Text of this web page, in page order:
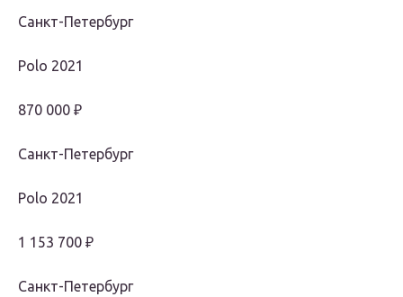
Санкт-Петербург
Polo 2021
870 000 ₽
Санкт-Петербург
Polo 2021
1 153 700 ₽
Санкт-Петербург